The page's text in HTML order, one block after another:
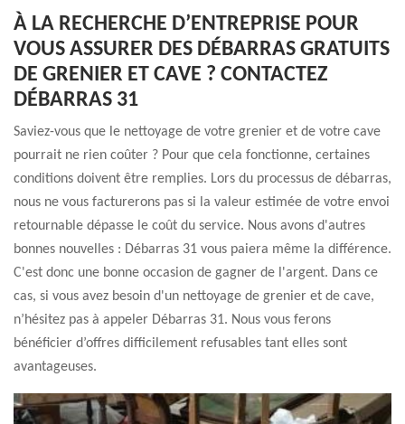
À LA RECHERCHE D’ENTREPRISE POUR
VOUS ASSURER DES DÉBARRAS GRATUITS
DE GRENIER ET CAVE ? CONTACTEZ
DÉBARRAS 31
Saviez-vous que le nettoyage de votre grenier et de votre cave
pourrait ne rien coûter ? Pour que cela fonctionne, certaines
conditions doivent être remplies. Lors du processus de débarras,
nous ne vous facturerons pas si la valeur estimée de votre envoi
retournable dépasse le coût du service. Nous avons d'autres
bonnes nouvelles : Débarras 31 vous paiera même la différence.
C'est donc une bonne occasion de gagner de l'argent. Dans ce
cas, si vous avez besoin d'un nettoyage de grenier et de cave,
n’hésitez pas à appeler Débarras 31. Nous vous ferons
bénéficier d’offres difficilement refusables tant elles sont
avantageuses.